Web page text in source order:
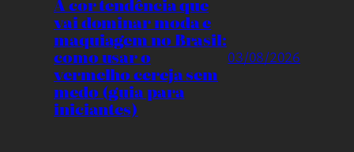
A cor tendência que
vai dominar moda e
maquiagem no Brasil:
como usar o
vermelho cereja sem
medo (guia para
iniciantes)
03/08/2026